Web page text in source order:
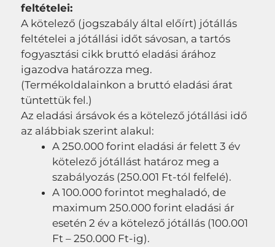
feltételei:
A kötelező (jogszabály által előírt) jótállás
feltételei a jótállási időt sávosan, a tartós
fogyasztási cikk bruttó eladási árához
igazodva határozza meg.
(Termékoldalainkon a bruttó eladási árat
tüntettük fel.)
Az eladási ársávok és a kötelező jótállási idő
az alábbiak szerint alakul:
A 250.000 forint eladási ár felett 3 év
kötelező jótállást határoz meg a
szabályozás (250.001 Ft-tól felfelé).
A 100.000 forintot meghaladó, de
maximum 250.000 forint eladási ár
esetén 2 év a kötelező jótállás (100.001
Ft – 250.000 Ft-ig).